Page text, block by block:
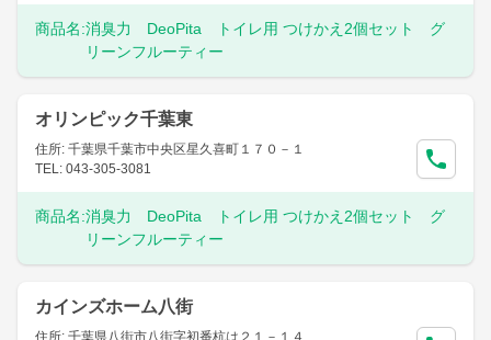
商品名:消臭力 DeoPita トイレ用 つけかえ2個セット グ
リーンフルーティー
オリンピック千葉東
住所: 千葉県千葉市中央区星久喜町１７０－１
TEL: 043-305-3081
商品名:消臭力 DeoPita トイレ用 つけかえ2個セット グ
リーンフルーティー
カインズホーム八街
住所: 千葉県八街市八街字初番杭は２１－１４